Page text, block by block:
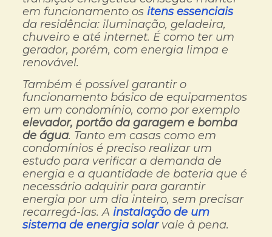
em funcionamento ositens essenciais
da residência: iluminação, geladeira,
chuveiro e até internet. É como ter um
gerador, porém, com energia limpa e
renovável.
Também é possível garantir o
funcionamento básico de equipamentos
em um condomínio, como por exemplo
elevador, portão da garagem e bomba
de água. Tanto em casas como em
condomínios é preciso realizar um
estudo para verificar a demanda de
energia e a quantidade de bateria que é
necessário adquirir para garantir
energia por um dia inteiro, sem precisar
recarregá-las. Ainstalação de um
sistema de energia solarvale à pena.